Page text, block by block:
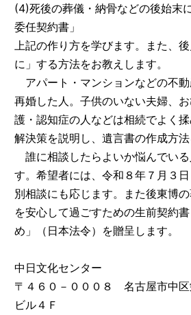
(4)死後の葬儀・納骨などの後始末
委任契約書」
上記の作り方を学びます。また、
に」する方法をお教えします。
アパート・マンションなどの不動
再婚した人。子供のいない夫婦、
護・認知症の人などは相続でよく
解決策を説明し、遺言書の作成方法
誰に相談したらよいか悩んでいる
す。希望者には、令和８年７月３
別相談にも応じます。また後東博
を安心して過ごすための生前契約
め」（日本法令）を贈呈します。
中日文化センター
〒４６０－０００８ 名古屋市中
ビル４Ｆ